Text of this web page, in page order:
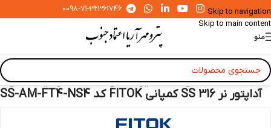
Skip to navigation
Skip to main content
0098-71-32361746
منو
خانه»محصولات»شیرآلات و اتصالات آزمایشگاهی»
آداپتور نر 316 SS کمپانی FITOK کد SS-AM-FT4-NS4